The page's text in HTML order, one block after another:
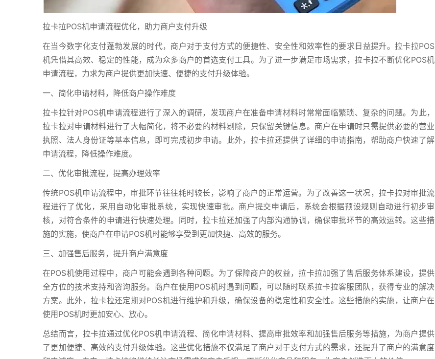
拉卡拉POS机申请流程优化，助力商户支付升级
在当今数字化支付蓬勃发展的时代，商户对于支付方式的便捷性、安全性和效率性的要求日益提升。拉卡拉POS
机凭借其高效、稳定的性能，成为众多商户的首选支付工具。为了进一步满足市场需求，拉卡拉不断优化POS机
申请流程，力求为商户提供更加快速、便捷的支付升级体验。
一、简化申请材料，降低商户操作难度
拉卡拉针对POS机申请流程进行了深入的调研，发现商户在准备申请材料时常常面临繁琐、复杂的问题。为此，
拉卡拉对申请材料进行了大幅简化，将不必要的材料剔除，只保留关键信息。商户在申请时只需提供必要的营业
执照、法人身份证等基本信息，即可完成初步申请。此外，拉卡拉还提供了详细的申请指南，帮助商户快速了解
申请流程，降低操作难度。
二、优化审批流程，提高办理效率
传统POS机申请流程中，审批环节往往耗时较长，影响了商户的正常运营。为了改善这一状况，拉卡拉对审批流
程进行了优化，采用自动化审批系统，实现快速审批。商户提交申请后，系统会根据预设规则自动进行初步审
核，对符合条件的申请进行快速处理。同时，拉卡拉还加强了内部沟通协调，确保审批环节的高效运转。这些措
施的实施，使商户在申请POS机时能够享受到更加快捷、高效的服务。
三、加强售后服务，提升商户满意度
在POS机使用过程中，商户可能会遇到各种问题。为了保障商户的权益，拉卡拉加强了售后服务体系建设，提供
全方位的技术支持和咨询服务。商户在使用POS机时遇到问题，可以随时联系拉卡拉客服团队，获得专业的解决
方案。此外，拉卡拉还定期对POS机进行维护和升级，确保设备的稳定性和安全性。这些措施的实施，让商户在
使用POS机时更加安心、放心。
总结而言，拉卡拉通过优化POS机申请流程、简化申请材料、提高审批效率和加强售后服务等措施，为商户提供
了更加便捷、高效的支付升级体验。这些优化措施不仅满足了商户对于支付方式的需求，还提升了商户的满意度